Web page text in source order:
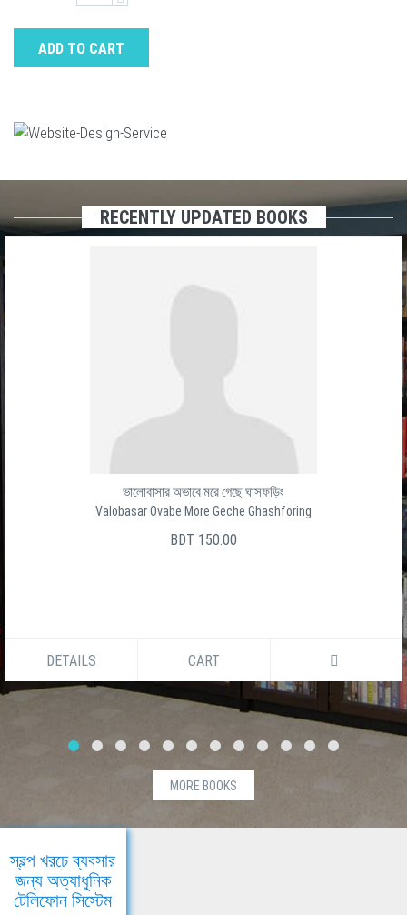
ADD TO CART
RECENTLY UPDATED BOOKS
ভালোবাসার অভাবে মরে গেছে ঘাসফড়িং
Valobasar Ovabe More Geche Ghashforing
BDT 150.00
DETAILS CART
MORE BOOKS
স্বল্প খরচে ব্যবসার
জন্য অত্যাধুনিক
টেলিফোন সিস্টেম